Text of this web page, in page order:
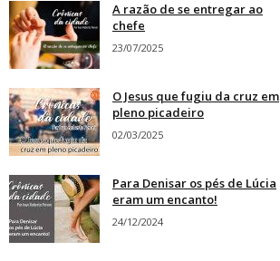
A razão de se entregar ao
chefe
23/07/2025
O Jesus que fugiu da cruz em
pleno picadeiro
02/03/2025
Para Denisar os pés de Lúcia
eram um encanto!
24/12/2024